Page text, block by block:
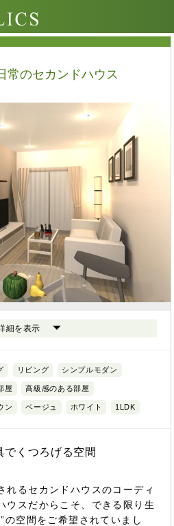
常のセカンドハウス
細を表示
リビング シンプルモダン
屋 高級感のある部屋
ン ベージュ ホワイト 1LDK
でくつろげる空間
れるセカンドハウスのコーディ
ウスだからこそ、できる限り生
の空間をご希望されていまし